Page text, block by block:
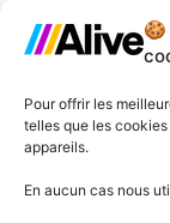
🍪
Pour offrir les
telles que les
appareils.
En aucun cas nous
Agence de Lille
Agence de
Agence d'Angers